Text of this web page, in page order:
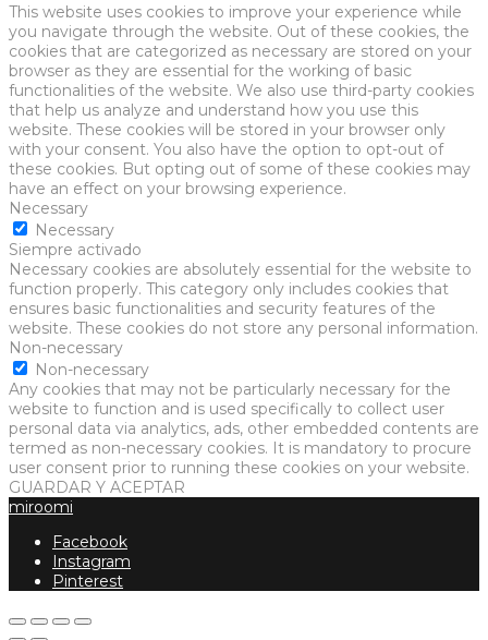
This website uses cookies to improve your experience while
you navigate through the website. Out of these cookies, the
cookies that are categorized as necessary are stored on your
browser as they are essential for the working of basic
functionalities of the website. We also use third-party cookies
that help us analyze and understand how you use this
website. These cookies will be stored in your browser only
with your consent. You also have the option to opt-out of
these cookies. But opting out of some of these cookies may
have an effect on your browsing experience.
Necessary
Necessary
Siempre activado
Necessary cookies are absolutely essential for the website to
function properly. This category only includes cookies that
ensures basic functionalities and security features of the
website. These cookies do not store any personal information.
Non-necessary
Non-necessary
Any cookies that may not be particularly necessary for the
website to function and is used specifically to collect user
personal data via analytics, ads, other embedded contents are
termed as non-necessary cookies. It is mandatory to procure
user consent prior to running these cookies on your website.
GUARDAR Y ACEPTAR
miroomi
Facebook
Instagram
Pinterest